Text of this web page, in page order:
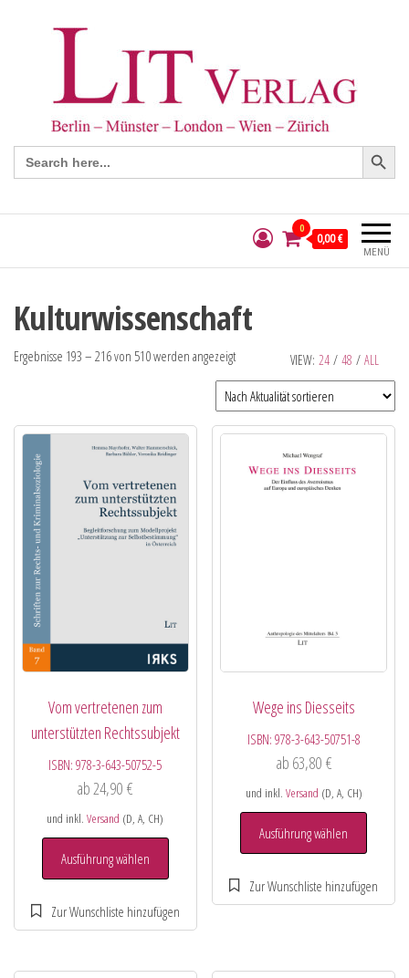
Search
for:
Search Button
MENÜ
0
0,00 €
Kulturwissenschaft
VIEW: 24 / 48 / ALL
Ergebnisse 193 – 216 von 510 werden angezeigt
Vom vertretenen zum
unterstützten Rechtssubjekt
ISBN:978-3-643-50752-5
ab24,90€
und inkl.Versand (D, A, CH)
Ausführung wählen
Wege ins Diesseits
ISBN: 978-3-643-50751-8
ab 63,80 €
und inkl. Versand (D, A, CH)
Ausführung wählen